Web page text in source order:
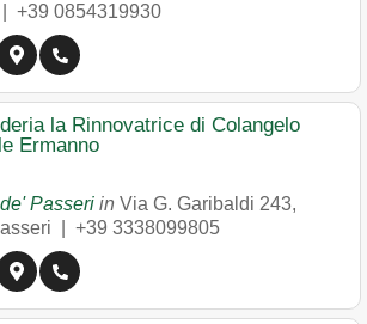
+39 0854319930
la Rinnovatrice di Colangelo
Ermanno
Passeri in Via G. Garibaldi 243,
+39 3338099805